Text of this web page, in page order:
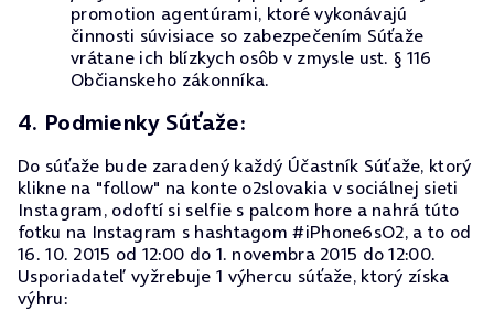
promotion agentúrami, ktoré vykonávajú
činnosti súvisiace so zabezpečením Súťaže
vrátane ich blízkych osôb v zmysle ust. § 116
Občianskeho zákonníka.
4. Podmienky Súťaže:
Do súťaže bude zaradený každý Účastník Súťaže, ktorý
klikne na "follow" na konte o2slovakia v sociálnej sieti
Instagram, odoftí si selfie s palcom hore a nahrá túto
fotku na Instagram s hashtagom #iPhone6sO2, a to od
16. 10. 2015 od 12:00 do 1. novembra 2015 do 12:00.
Usporiadateľ vyžrebuje 1 výhercu súťaže, ktorý získa
výhru: